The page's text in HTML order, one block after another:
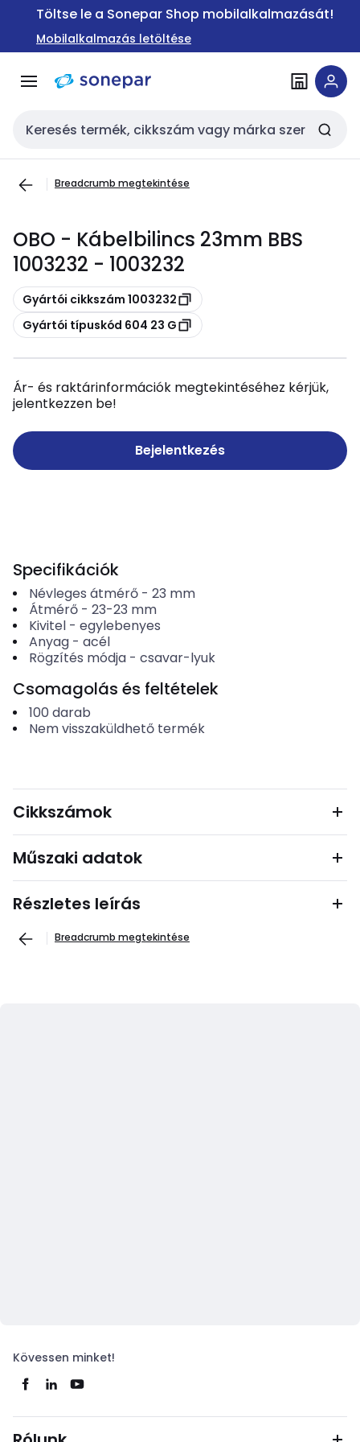
Ugrás a
Ugrás a
tartalomra
Töltse le a Sonepar Shop mobilalkalmazását!
Mobilalkalmazás letöltése
Keresési bemenet
Breadcrumb megtekintése
OBO - Kábelbilincs 23mm BBS
1003232 - 1003232
Másolás
Gyártói cikkszám 1003232
Másolás
Gyártói típuskód 604 23 G
Ár- és raktárinformációk megtekintéséhez kérjük,
jelentkezzen be!
Bejelentkezés
Specifikációk
Névleges átmérő- 23 mm
Átmérő- 23-23 mm
Kivitel- egylebenyes
Anyag- acél
Rögzítés módja- csavar-lyuk
Csomagolás és feltételek
100 darab
Nem visszaküldhető termék
Cikkszámok
Műszaki adatok
Részletes leírás
Breadcrumb megtekintése
Kövessen minket!